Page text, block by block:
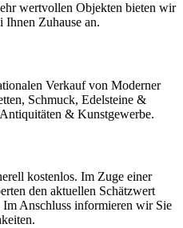
wertvollen Objekten bieten wir
Ihnen Zuhause an.
Verkauf von Moderner
Schmuck, Edelsteine &
& Kunstgewerbe.
kostenlos. Im Zuge einer
den aktuellen Schätzwert
Anschluss informieren wir Sie